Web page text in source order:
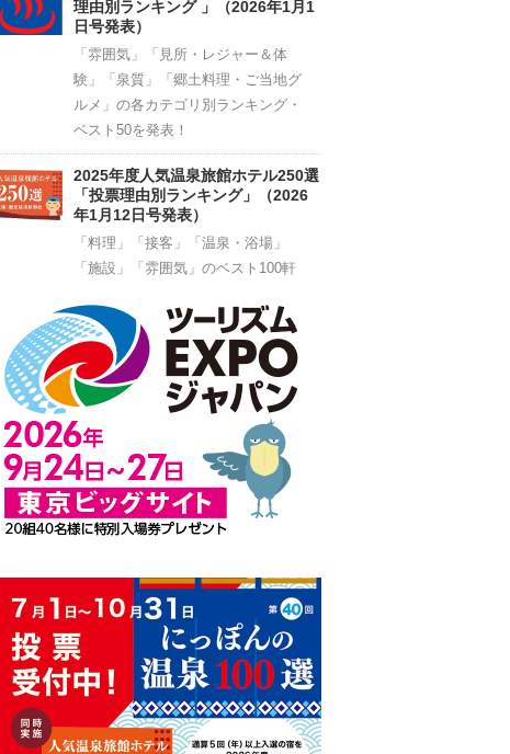
理由別ランキング 」（2026年1月1
日号発表）
「雰囲気」「見所・レジャー＆体
験」「泉質」「郷土料理・ご当地グ
ルメ」の各カテゴリ別ランキング・
ベスト50を発表！
2025年度人気温泉旅館ホテル250選
「投票理由別ランキング」（2026
年1月12日号発表）
「料理」「接客」「温泉・浴場」
「施設」「雰囲気」のベスト100軒